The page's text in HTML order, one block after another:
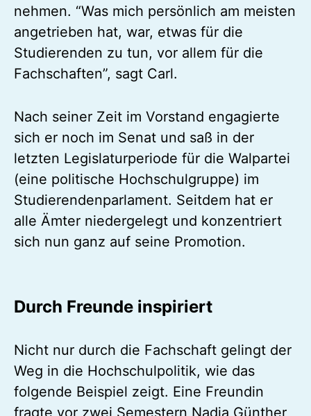
nehmen. “Was mich persönlich am meisten
angetrieben hat, war, etwas für die
Studierenden zu tun, vor allem für die
Fachschaften”, sagt Carl.
Nach seiner Zeit im Vorstand engagierte
sich er noch im Senat und saß in der
letzten Legislaturperiode für die Walpartei
(eine politische Hochschulgruppe) im
Studierendenparlament. Seitdem hat er
alle Ämter niedergelegt und konzentriert
sich nun ganz auf seine Promotion.
Durch Freunde inspiriert
Nicht nur durch die Fachschaft gelingt der
Weg in die Hochschulpolitik, wie das
folgende Beispiel zeigt. Eine Freundin
fragte vor zwei Semestern Nadja Günther,